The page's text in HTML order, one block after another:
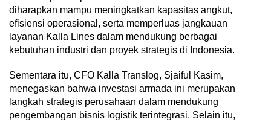
diharapkan mampu meningkatkan kapasitas angkut,
efisiensi operasional, serta memperluas jangkauan
layanan Kalla Lines dalam mendukung berbagai
kebutuhan industri dan proyek strategis di Indonesia.
Sementara itu, CFO Kalla Translog, Sjaiful Kasim,
menegaskan bahwa investasi armada ini merupakan
langkah strategis perusahaan dalam mendukung
pengembangan bisnis logistik terintegrasi. Selain itu,